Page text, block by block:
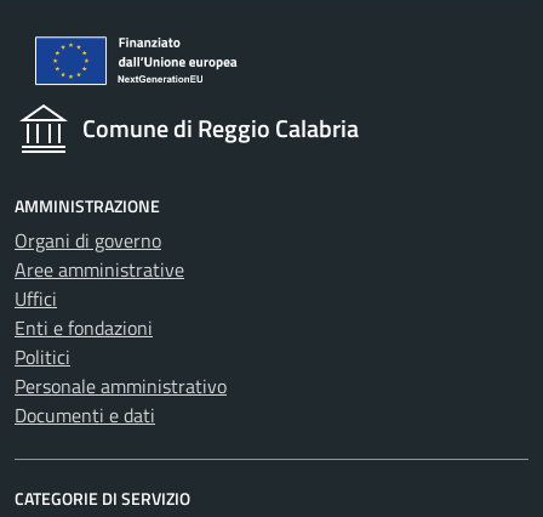
Comune di Reggio Calabria
AMMINISTRAZIONE
Organi di governo
Aree amministrative
Uffici
Enti e fondazioni
Politici
Personale amministrativo
Documenti e dati
CATEGORIE DI SERVIZIO